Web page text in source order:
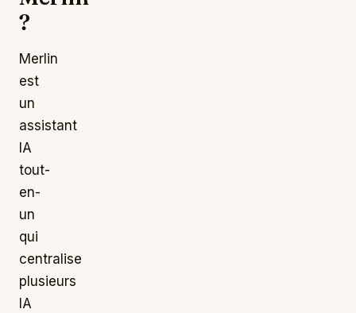
?
Merlin
est
un
assistant
IA
tout-
en-
un
qui
centralise
plusieurs
IA